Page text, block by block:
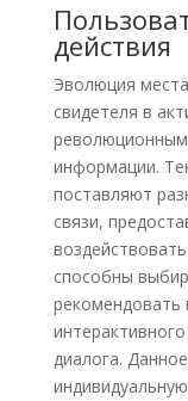
действия
Эволюция
свидетеля в
информации.
поставляют
связи,
способны
рекомендовать
диалога.